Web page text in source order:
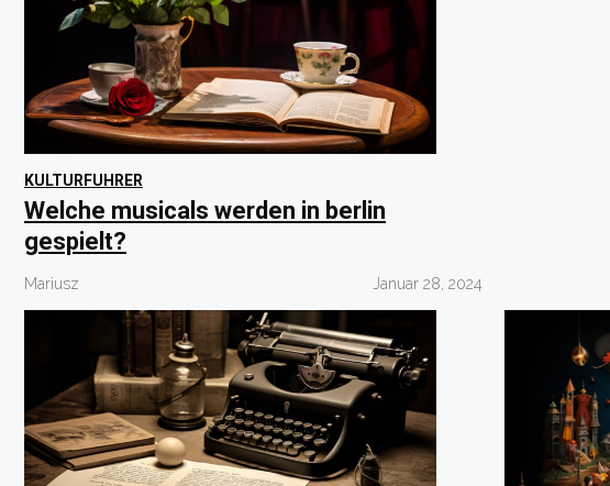
KULTURFUHRER
Welche musicals werden in berlin
gespielt?
Mariusz Januar 28, 2024